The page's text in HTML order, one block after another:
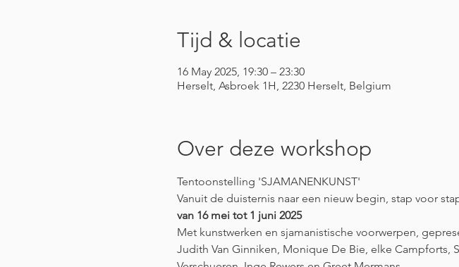
Tijd & locatie
16 May 2025, 19:30 – 23:30
Herselt, Asbroek 1H, 2230 Herselt, Belgium
Over deze workshop
Tentoonstelling 'SJAMANENKUNST'
Vanuit de duisternis naar een nieuw begin, stap voor
van 16 mei tot 1 juni 2025
Met kunstwerken en sjamanistische voorwerpen,
Judith Van Ginniken, Monique De Bie, elke Campforts,